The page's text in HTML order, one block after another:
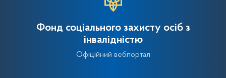
Фонд соціального захисту осіб з
інвалідністю
Офіційний вебпортал